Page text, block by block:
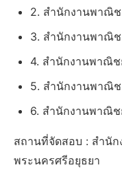
2. สำนักงานพาณิช
3. สำนักงานพาณิ
4. สำนักงานพาณิ
5. สำนักงานพาณิช
6. สำนักงานพาณิช
สถานที่จัดสอบ : สำนั
พระนครศรีอยุธยา